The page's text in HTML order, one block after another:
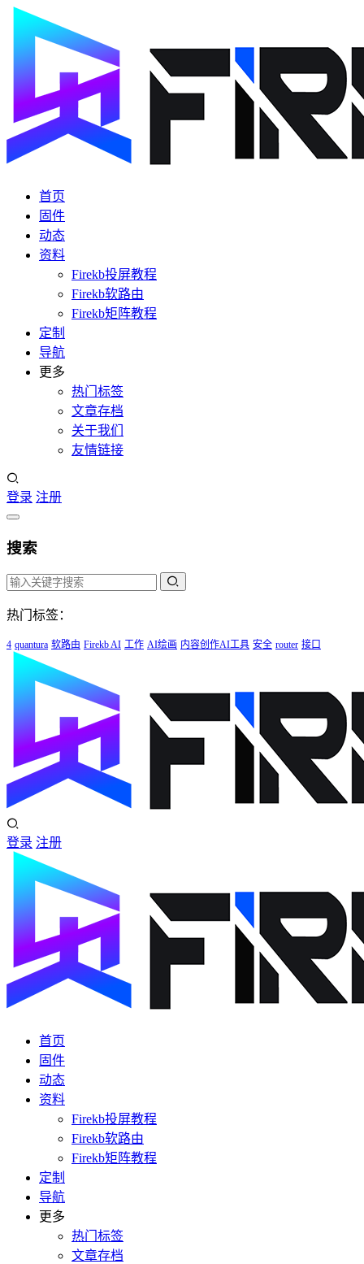
首页
固件
动态
资料
Firekb投屏教程
Firekb软路由
Firekb矩阵教程
定制
导航
更多
热门标签
文章存档
关于我们
友情链接
登录 注册
搜索
热门标签：
4 quantura 软路由 Firekb AI 工作 AI绘画 内容创作AI工具 安全 router 接口
登录 注册
首页
固件
动态
资料
Firekb投屏教程
Firekb软路由
Firekb矩阵教程
定制
导航
更多
热门标签
文章存档